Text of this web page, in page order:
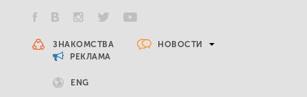
ЗНАКОМСТВА
НОВОСТИ
РЕКЛАМА
ENG